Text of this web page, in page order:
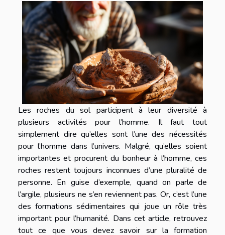
Les roches du sol participent à leur diversité à
plusieurs activités pour l’homme. Il faut tout
simplement dire qu’elles sont l’une des nécessités
pour l’homme dans l’univers. Malgré, qu’elles soient
importantes et procurent du bonheur à l’homme, ces
roches restent toujours inconnues d’une pluralité de
personne. En guise d’exemple, quand on parle de
l’argile, plusieurs ne s’en reviennent pas. Or, c’est l’une
des formations sédimentaires qui joue un rôle très
important pour l’humanité. Dans cet article, retrouvez
tout ce que vous devez savoir sur la formation